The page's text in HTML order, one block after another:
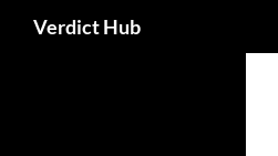
Verdict Hub